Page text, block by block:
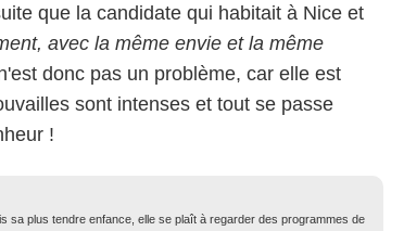
que la candidate qui habitait à Nice et
avec la même envie et la même
donc pas un problème, car elle est
sont intenses et tout se passe
!
sa plus tendre enfance, elle se plaît à regarder des programmes de